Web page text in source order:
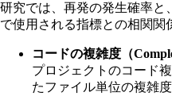
研究では、再発の発生確率と
で使用される指標との相関関
コードの複雑度（
プロジェクトのコード
たファイル単位の複雑